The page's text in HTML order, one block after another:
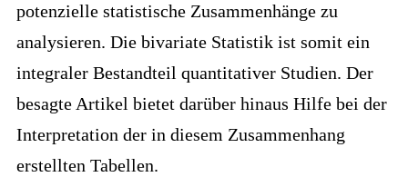
potenzielle statistische Zusammenhänge zu
analysieren. Die bivariate Statistik ist somit ein
integraler Bestandteil quantitativer Studien. Der
besagte Artikel bietet darüber hinaus Hilfe bei der
Interpretation der in diesem Zusammenhang
erstellten Tabellen.